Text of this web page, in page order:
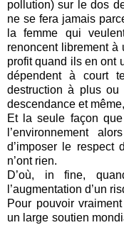
pollution) sur le dos
ne se fera jamais
la femme qui
renoncent librement à
profit quand ils en ont
dépendent à court
destruction à plus
descendance et
Et la seule façon
l’environnement
d’imposer le
n’ont rien.
D’où, in fine,
l’augmentation d’un
Pour pouvoir
un large soutien